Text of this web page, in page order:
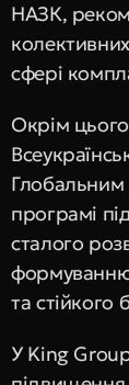
НАЗК,
сфері
Окрім
Глобальним
програмі
сталого
формуванню
та стійкого
У King